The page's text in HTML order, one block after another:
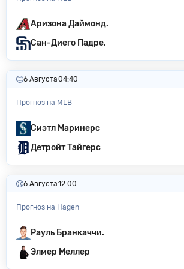
Аризона Даймонд.
Сан-Диего Падре.
6 Августа04:40
Прогноз на MLB
Сиэтл Маринерс
Детройт Тайгерс
6 Августа12:00
Прогноз на Hagen
Рауль Бранкаччи.
Элмер Меллер